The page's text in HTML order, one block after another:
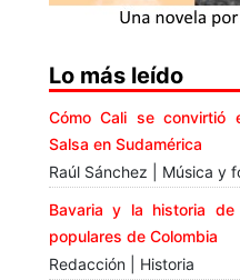
Lo más leído
Cómo Cali se convirtió
Salsa en Sudamérica
Raúl Sánchez | Música y
Bavaria y la historia
populares de Colombia
Redacción | Historia